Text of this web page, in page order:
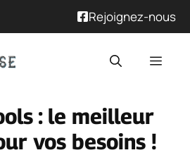
Rejoignez-nous
: le meilleur
vos besoins !